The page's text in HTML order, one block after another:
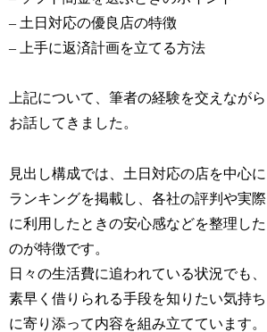
– 土日対応の優良店の特徴
– 上手に返済計画を立てる方法
上記について、筆者の経験を交えながら
お話してきました。
見出し構成では、土日対応の店を中心に
ランキングを掲載し、各社の評判や実際
に利用したときの安心感などを整理した
のが特徴です。
日々の生活費に追われている状況でも、
素早く借りられる手段を知りたい気持ち
に寄り添って内容を組み立てています。